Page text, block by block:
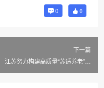
0 0
下一篇
江苏努力构建高质量“苏适养老”服